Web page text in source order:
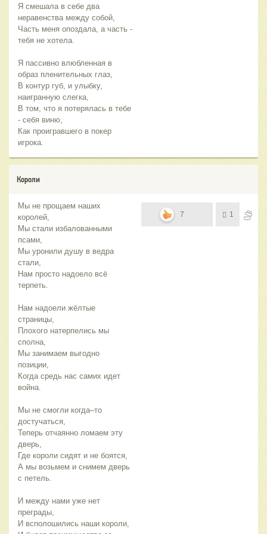
Я смешала в себе два
неравенства между собой,
Часть меня опоздала, а часть -
тебя не хотела.
Я пассивно влюбленная в
образ пленительных глаз,
В контур губ, и улыбку,
наигранную слегка,
В том, что я потерялась в тебе
- себя виню,
Как проигравшего в покер
игрока.
Короли
Мы не прощаем наших
королей,
Мы стали избалованными
псами,
Мы уронили душу в ведра
стали,
Нам просто надоело всё
терпеть.
Нам надоели жёлтые
страницы,
Плохого натерпелись мы
сполна,
Мы занимаем выгодно
позиции,
Когда средь нас самих идет
война.
Мы не смогли когда–то
достучаться,
Теперь отчаянно ломаем эту
дверь,
Где короли сидят и не боятся,
А мы возьмем и снимем дверь
с петель.
И между нами уже нет
преграды,
И всполошились наши короли,
7 1